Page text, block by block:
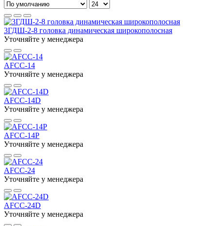
3ГДШ-2-8 головка динамическая широкополосная
Уточняйте у менеджера
AFCC-14
Уточняйте у менеджера
AFCC-14D
Уточняйте у менеджера
AFCC-14P
Уточняйте у менеджера
AFCC-24
Уточняйте у менеджера
AFCC-24D
Уточняйте у менеджера